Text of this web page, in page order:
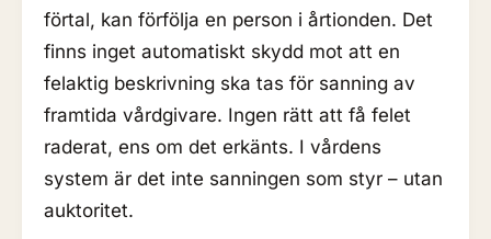
förtal, kan förfölja en person i årtionden. Det
finns inget automatiskt skydd mot att en
felaktig beskrivning ska tas för sanning av
framtida vårdgivare. Ingen rätt att få felet
raderat, ens om det erkänts. I vårdens
system är det inte sanningen som styr – utan
auktoritet.